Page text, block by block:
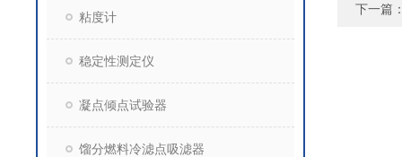
粘度计
稳定性测定仪
凝点倾点试验器
馏分燃料冷滤点吸滤器
下一篇